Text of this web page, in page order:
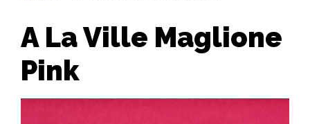
A La Ville Maglione
Pink